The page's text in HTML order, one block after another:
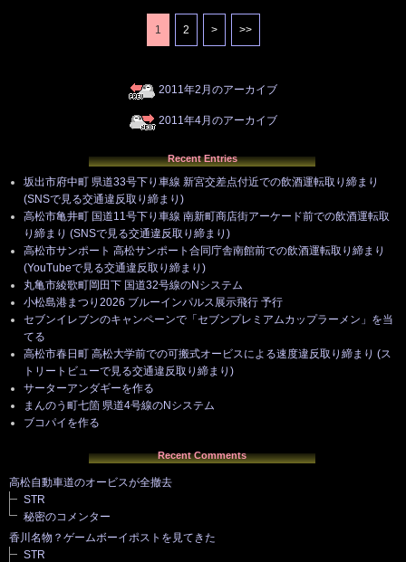
1 2 > >>
2011年2月のアーカイブ
2011年4月のアーカイブ
Recent Entries
坂出市府中町 県道33号下り車線 新宮交差点付近での飲酒運転取り締まり
(SNSで見る交通違反取り締まり)
高松市亀井町 国道11号下り車線 南新町商店街アーケード前での飲酒運転取
り締まり (SNSで見る交通違反取り締まり)
高松市サンポート 高松サンポート合同庁舎南館前での飲酒運転取り締まり
(YouTubeで見る交通違反取り締まり)
丸亀市綾歌町岡田下 国道32号線のNシステム
小松島港まつり2026 ブルーインパルス展示飛行 予行
セブンイレブンのキャンペーンで「セブンプレミアムカップラーメン」を当
てる
高松市春日町 高松大学前での可搬式オービスによる速度違反取り締まり (ス
トリートビューで見る交通違反取り締まり)
サーターアンダギーを作る
まんのう町七箇 県道4号線のNシステム
ブコパイを作る
Recent Comments
高松自動車道のオービスが全撤去
STR
秘密のコメンター
香川名物？ゲームボーイポストを見てきた
STR